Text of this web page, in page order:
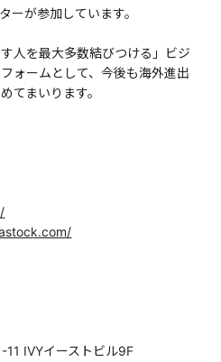
ーが参加しています。
人を最大多数結びつける」ビジ
ォームとして、今後も海外進出
てまいります。
IVYイーストビル9F